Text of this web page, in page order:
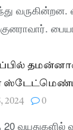
வருகின்றன.
ஸ்டேட்மெண்ட்
2024 0
20